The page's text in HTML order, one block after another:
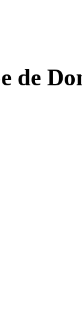
de